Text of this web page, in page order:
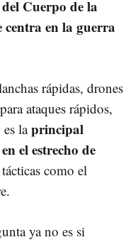
Cuerpo de la
en la guerra
rápidas, drones
ataques rápidos,
laprincipal
el estrecho de
como el
ya no es si